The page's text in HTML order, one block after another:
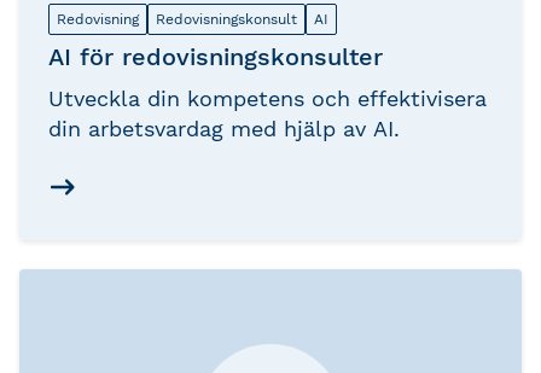
Redovisning Redovisningskonsult AI
AI för redovisningskonsulter
Utveckla din kompetens och effektivisera
din arbetsvardag med hjälp av AI.